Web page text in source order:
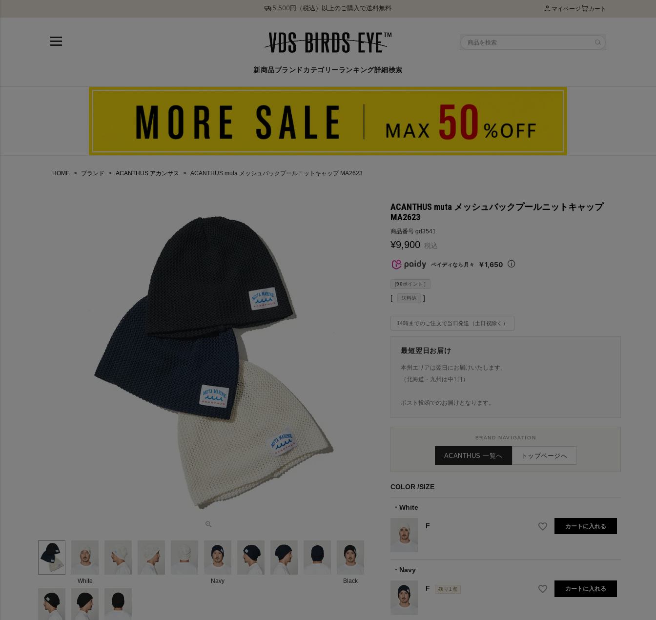
5,500円（税込）以上のご購入で送料無料 マイページ カート
新商品ブランド カテゴリーランキング詳細検索
HOME ブランド ACANTHUS アカンサス ACANTHUS muta メッシュバックプールニットキャップ MA2623
White Navy Black
ACANTHUS muta メッシュバックプールニットキャップ
MA2623
商品番号 gd3541
¥9,900 税込
ペイディなら月々 ￥1,650
[90ポイント ]
送料込
14時までのご注文で当日発送（土日祝除く）
最短翌日お届け
本州エリアは翌日にお届けいたします。
（北海道・九州は中1日）
ポスト投函でのお届けとなります。
BRAND NAVIGATION
ACANTHUS 一覧へ トップページへ
COLOR SIZE
White
F カートに入れる
Navy
F 残り1点 カートに入れる